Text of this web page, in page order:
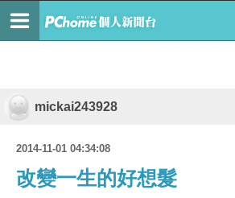
mickai243928
2014-11-01 04:34:08
改變一生的好想髮